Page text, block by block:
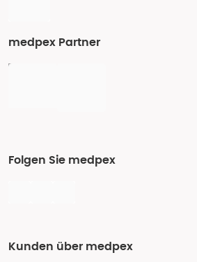
medpex Partner
Folgen Sie medpex
Kunden über medpex